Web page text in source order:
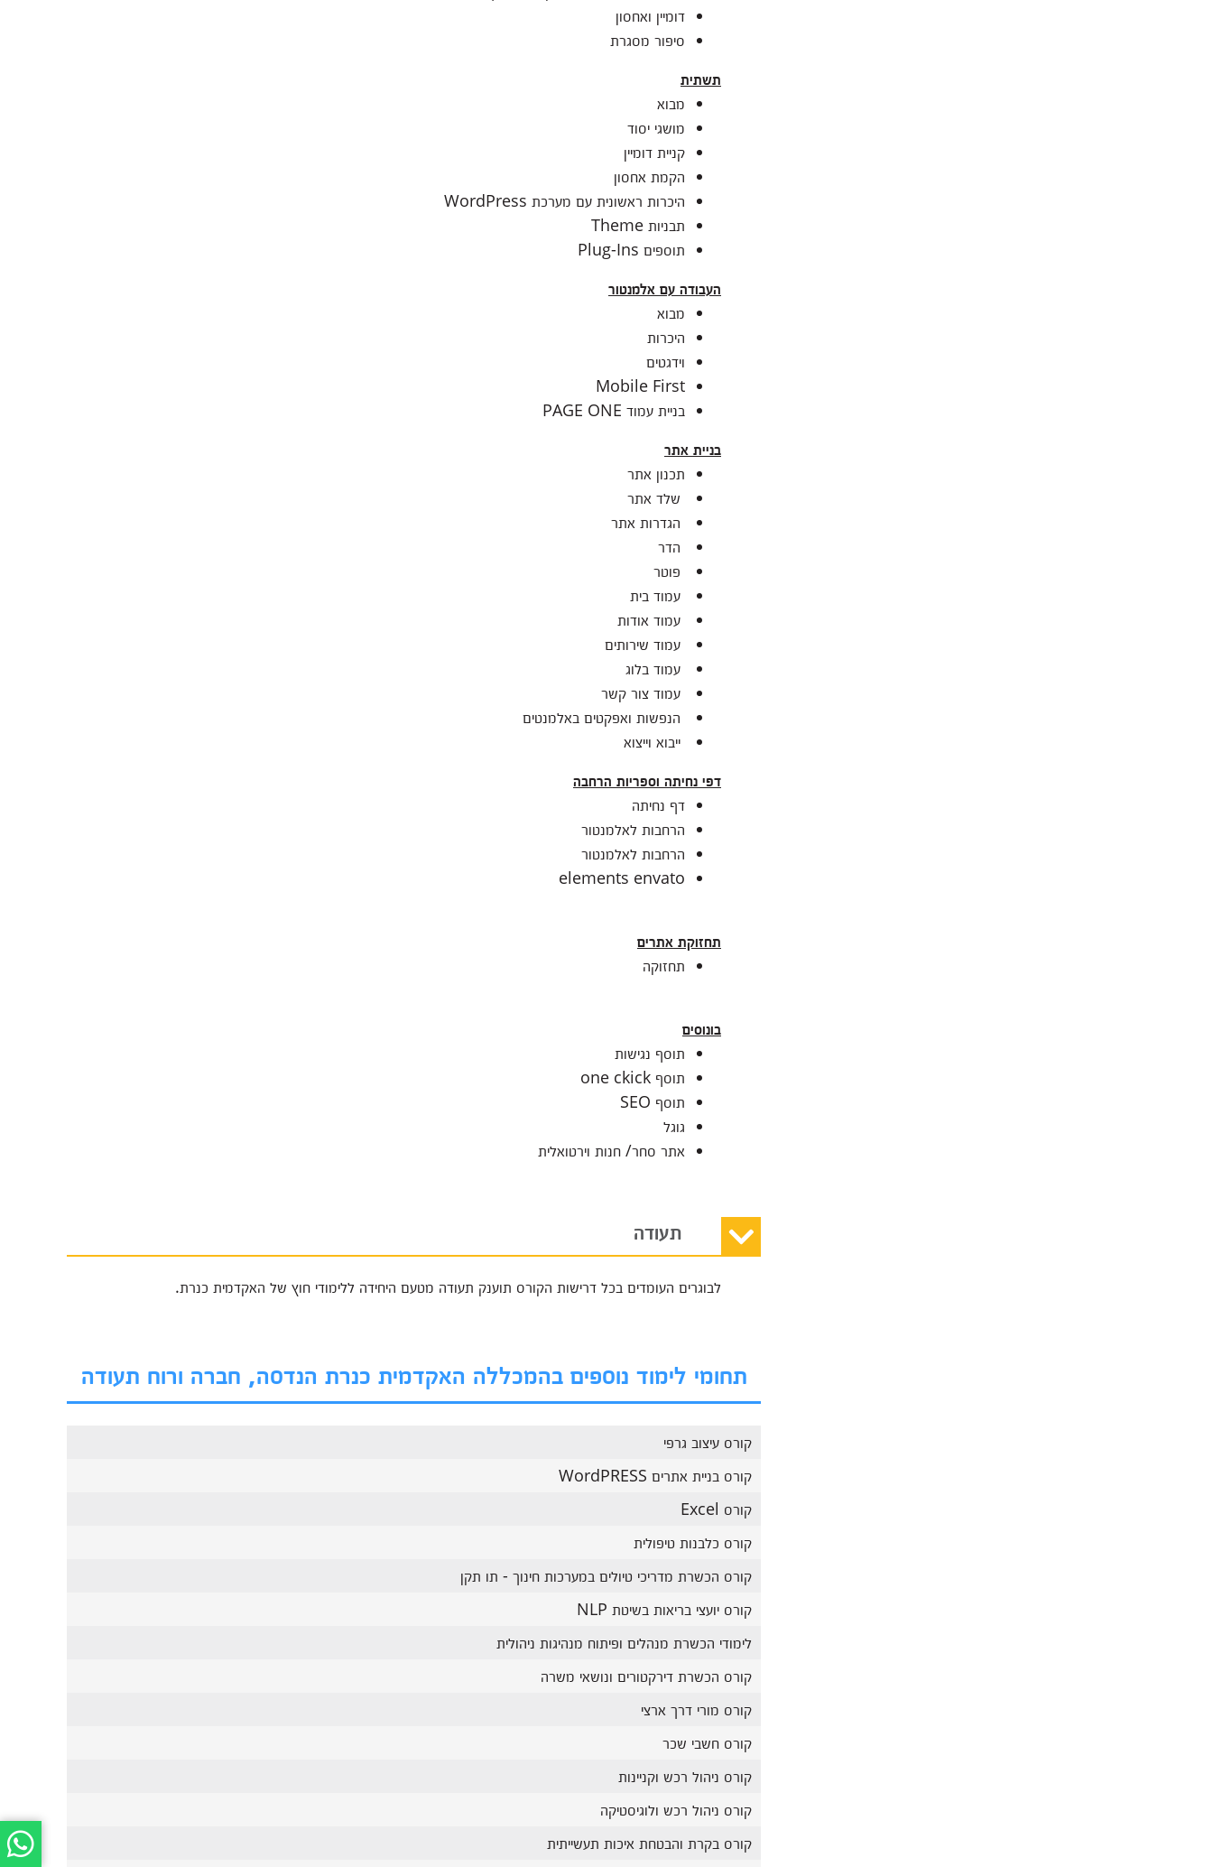
דומיין ואחסון
סיפור מסגרת
תשתית
מבוא
מושגי יסוד
קניית דומיין
הקמת אחסון
היכרות ראשונית עם מערכת WordPress
תבניות Theme
תוספים Plug-Ins
העבודה עם אלמנטור
מבוא
היכרות
וידגטים
Mobile First
בניית עמוד PAGE ONE
בניית אתר
תכנון אתר
שלד אתר
הגדרות אתר
הדר
פוטר
עמוד בית
עמוד אודות
עמוד שירותים
עמוד בלוג
עמוד צור קשר
הנפשות ואפקטים באלמנטים
ייבוא וייצוא
דפי נחיתה וספריות הרחבה
דף נחיתה
הרחבות לאלמנטור
הרחבות לאלמנטור
elements envato
תחזוקת אתרים
תחזוקה
בונוסים
תוסף נגישות
תוסף one ckick
תוסף SEO
גוגל
אתר סחר/ חנות וירטואלית
תעודה
לבוגרים העומדים בכל דרישות הקורס תוענק תעודה מטעם היחידה ללימודי חוץ של האקדמית כנרת.
תחומי לימוד נוספים בהמכללה האקדמית כנרת הנדסה, חברה ורוח תעודה
קורס עיצוב גרפי
קורס בניית אתרים WordPRESS
קורס Excel
קורס כלבנות טיפולית
קורס הכשרת מדריכי טיולים במערכות חינוך - תו תקן
קורס יועצי בריאות בשיטת NLP
לימודי הכשרת מנהלים ופיתוח מנהיגות ניהולית
קורס הכשרת דירקטורים ונושאי משרה
קורס מורי דרך ארצי
קורס חשבי שכר
קורס ניהול רכש וקניינות
קורס ניהול רכש ולוגיסטיקה
קורס בקרת והבטחת איכות תעשייתית